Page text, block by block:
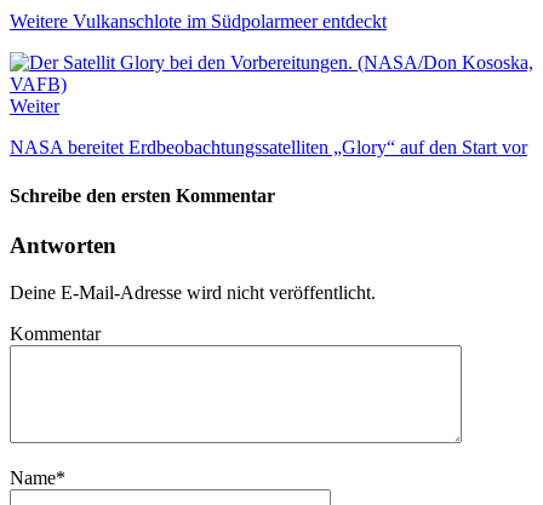
Weitere Vulkanschlote im Südpolarmeer entdeckt
Weiter
NASA bereitet Erdbeobachtungssatelliten „Glory“ auf den Start vor
Schreibe den ersten Kommentar
Antworten
Deine E-Mail-Adresse wird nicht veröffentlicht.
Kommentar
Name*